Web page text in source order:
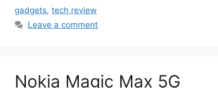
gadgets, tech review
Leave a comment
Nokia Magic Max 5G